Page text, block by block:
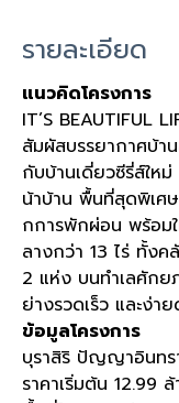
รายละเอียด
แนวคิดโครงการ
IT’S BEAUTIFUL
สัมผัสบรรยากาศบ้า
กับบ้านเดี่ยวซีรี่ส์ให
น้าบ้าน พื้นที่สุดพิเศ
กการพักผ่อน พร้อม
ลางกว่า 13 ไร่ ทั้งค
2 แห่ง บนทำเลศัก
ย่างรวดเร็ว และง่า
ข้อมูลโครงการ
บุราสิริ ปัญญาอินทร
ราคาเริ่มต้น 12.99